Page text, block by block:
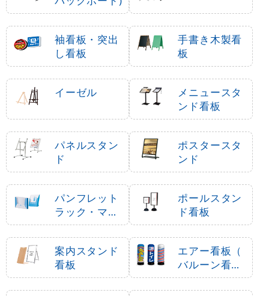
袖看板・突出
し看板
手書き木製看
板
イーゼル
メニュースタ
ンド看板
パネルスタン
ド
ポスタースタ
ンド
パンフレット
ラック・マガ
ジンラック
ポールスタン
ド看板
案内スタンド
看板
エアー看板（
バルーン看板
）